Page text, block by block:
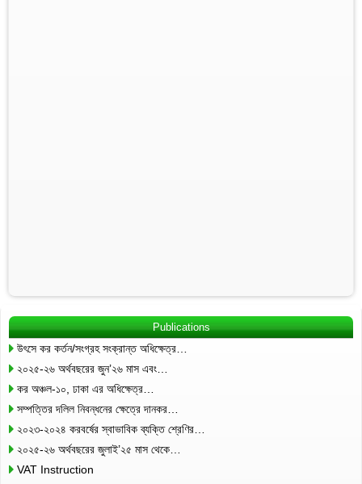
Publications
উৎসে কর কর্তন/সংগ্রহ সংক্রান্ত অধিক্ষেত্র…
২০২৫-২৬ অর্থবছরের জুন’২৬ মাস এবং…
কর অঞ্চল-১০, ঢাকা এর অধিক্ষেত্র…
সম্পত্তির দলিল নিবন্ধনের ক্ষেত্রে দানকর…
২০২৩-২০২৪ করবর্ষের স্বাভাবিক ব্যক্তি শ্রেণির…
২০২৫-২৬ অর্থবছরের জুলাই’২৫ মাস থেকে…
VAT Instruction